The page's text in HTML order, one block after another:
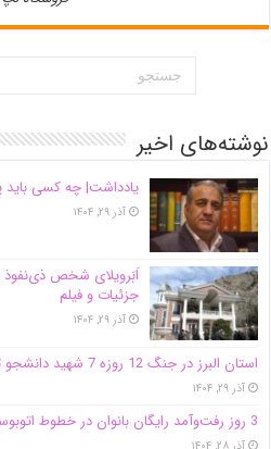
نوشته‌های اخیر
یادداشت| ‌چه کسی باید
آذر ۲۹, ۱۴۰۴
اَبَر‌ویلای شخص
جزئیات و فیلم
آذر ۲۹, ۱۴۰۴
استان البرز در جنگ 12 روزه 7 شهید دانشجو تقدیم انقلاب کرد
آذر ۲۹, ۱۴۰۴
3 روز رفت‌وآمد رایگان بانوان در خطوط اتوبوسرانی شهری کرج